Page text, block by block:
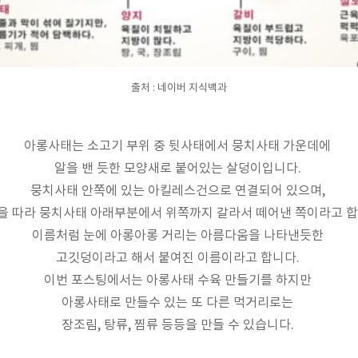
출처 : 네이버 지식백과
아롱사태는 소고기 부위 중 뒷사태에서 뭉치사태 가운데에
알을 밴 듯한 모양새로 붙어있는 살덩이입니다.
뭉치사태 안쪽에 있는 아킬레스건으로 연결되어 있으며,
따라 뭉치사태 아래부분에서 위쪽까지 갈라서 떼어낸 쪽이라고
이름처럼 눈에 아롱아롱 거리는 아름다움을 나타낸듯한
고깃덩이라고 해서 붙여진 이름이라고 합니다.
이번 포스팅에서는 아롱사태 수육 만들기를 하지만
아롱사태로 만들수 있는 또 다른 먹거리로는
장조림, 탕류, 찜류 등등을 만들 수 있습니다.